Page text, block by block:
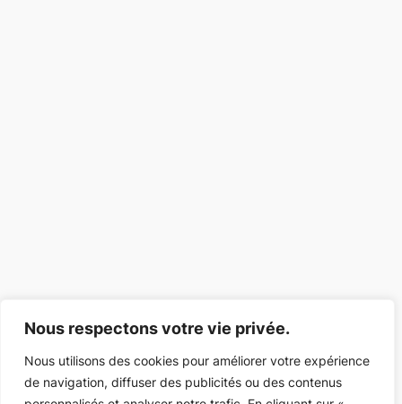
Nous respectons votre vie privée.
Nous utilisons des cookies pour améliorer votre expérience
de navigation, diffuser des publicités ou des contenus